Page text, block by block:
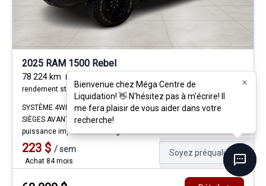
Bienvenue chez Méga Centre de
Liquidation! 👋 N'hésitez pas à m'écrire! Il
me fera plaisir de vous aider dans votre
recherche!
2025 RAM 1500 Rebel
78 224 km
rendement standard avec arrêt au ralenti 6 cyl
SYSTÈME 4WD ROBUSTE | CAPACITÉ DE REMORQUAGE ÉLEVÉE |
SIÈGES AVANT CHAUFFANTS Le RAM 1500 Rebel 2025 offre une
puissance impressionnante grâce à son moteur 3.
223 $ /sem
Achat 84 mois
Soyez préqualifié
Bienvenue chez Méga Centre de
Liquidation! 👋 N'hésitez pas à m'écrire! Il
me fera plaisir de vous aider dans votre
recherche!